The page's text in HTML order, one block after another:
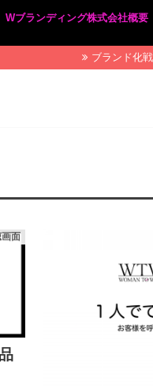
Wブランディング株式会社概要
プライバシーポリシー
特定商取引法に基づく表記
ブランド化
画面